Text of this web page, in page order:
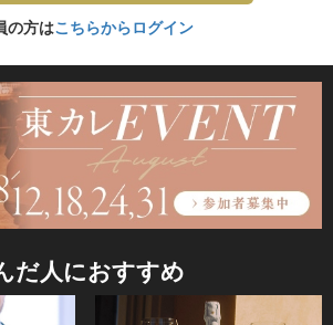
の方はこちらからログイン
だ人におすすめ